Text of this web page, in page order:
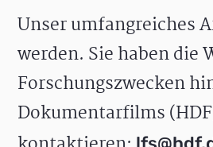
Unser umfangreiches
werden. Sie haben die
Forschungszwecken
Dokumentarfilms